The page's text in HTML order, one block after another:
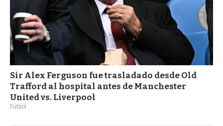
Sir Alex Ferguson fue trasladado desde Old
Trafford al hospital antes de Manchester
United vs. Liverpool
Fútbol